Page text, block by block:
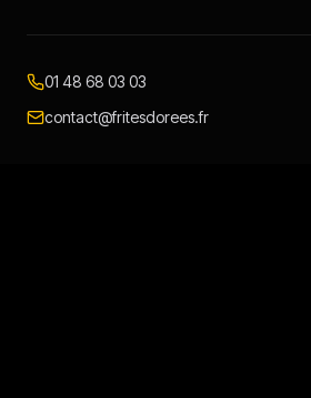
01 48 68 03 03
contact@fritesdorees.fr